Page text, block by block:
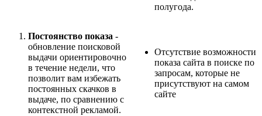
полугода.
Постоянство показа -
обновление поисковой
выдачи ориентировочно
в течение недели, что
позволит вам избежать
постоянных скачков в
выдаче, по сравнению с
контекстной рекламой.
Отсутствие возможности
показа сайта в поиске по
запросам, которые не
присутствуют на самом
сайте